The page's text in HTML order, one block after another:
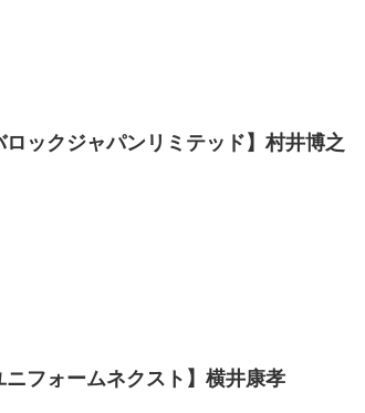
ロックジャパンリミテッド】村井博之
ニフォームネクスト】横井康孝